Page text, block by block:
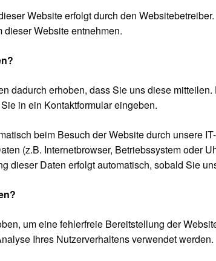
Website erfolgt durch den
Website entnehmen.
dadurch erhoben, dass Sie uns diese
in ein Kontaktformular eingeben.
beim Besuch der Website durch unsere
(z.B. Internetbrowser, Betriebssystem oder
dieser Daten erfolgt automatisch, sobald Sie
um eine fehlerfreie Bereitstellung der
Ihres Nutzerverhaltens verwendet werden.